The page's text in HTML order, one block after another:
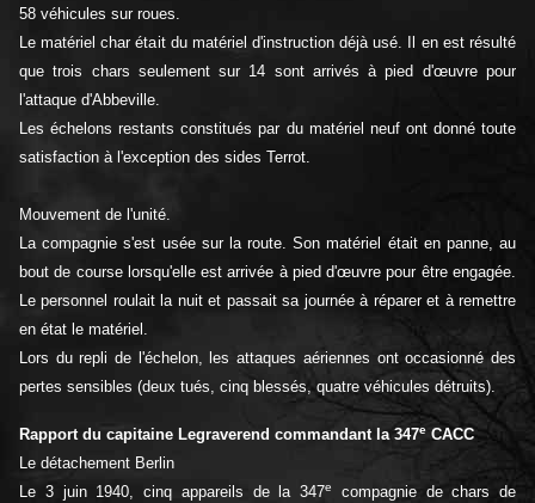
58 véhicules sur roues.
Le matériel char était du matériel d'instruction déjà usé. Il en est résulté
que trois chars seulement sur 14 sont arrivés à pied d'œuvre pour
l'attaque d'Abbeville.
Les échelons restants constitués par du matériel neuf ont donné toute
satisfaction à l'exception des sides Terrot.
Mouvement de l'unité.
La compagnie s'est usée sur la route. Son matériel était en panne, au
bout de course lorsqu'elle est arrivée à pied d'œuvre pour être engagée.
Le personnel roulait la nuit et passait sa journée à réparer et à remettre
en état le matériel.
Lors du repli de l'échelon, les attaques aériennes ont occasionné des
pertes sensibles (deux tués, cinq blessés, quatre véhicules détruits).
Rapport du capitaine Legraverend commandant la 347e CACC
Le détachement Berlin
Le 3 juin 1940, cinq appareils de la 347e
compagnie de chars de